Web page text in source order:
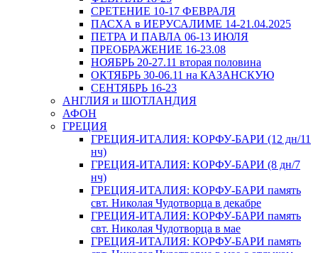
СРЕТЕНИЕ 10-17 ФЕВРАЛЯ
ПАСХА в ИЕРУСАЛИМЕ 14-21.04.2025
ПЕТРА И ПАВЛА 06-13 ИЮЛЯ
ПРЕОБРАЖЕНИЕ 16-23.08
НОЯБРЬ 20-27.11 вторая половина
ОКТЯБРЬ 30-06.11 на КАЗАНСКУЮ
СЕНТЯБРЬ 16-23
АНГЛИЯ и ШОТЛАНДИЯ
АФОН
ГРЕЦИЯ
ГРЕЦИЯ-ИТАЛИЯ: КОРФУ-БАРИ (12 дн/11
нч)
ГРЕЦИЯ-ИТАЛИЯ: КОРФУ-БАРИ (8 дн/7
нч)
ГРЕЦИЯ-ИТАЛИЯ: КОРФУ-БАРИ память
свт. Николая Чудотворца в декабре
ГРЕЦИЯ-ИТАЛИЯ: КОРФУ-БАРИ память
свт. Николая Чудотворца в мае
ГРЕЦИЯ-ИТАЛИЯ: КОРФУ-БАРИ память